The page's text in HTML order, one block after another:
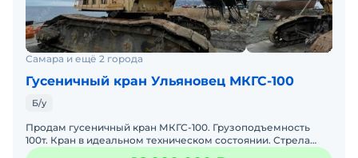
Самара и ещё 2 города
Гусеничный кран Ульяновец МКГС-100
Б/у
Продам гусеничный кран МКГС-100. Грузоподъемность
100т. Кран в идеальном техническом состоянии. Стрела
50+40. Все документы в порядке. Цена с НДС. По всем